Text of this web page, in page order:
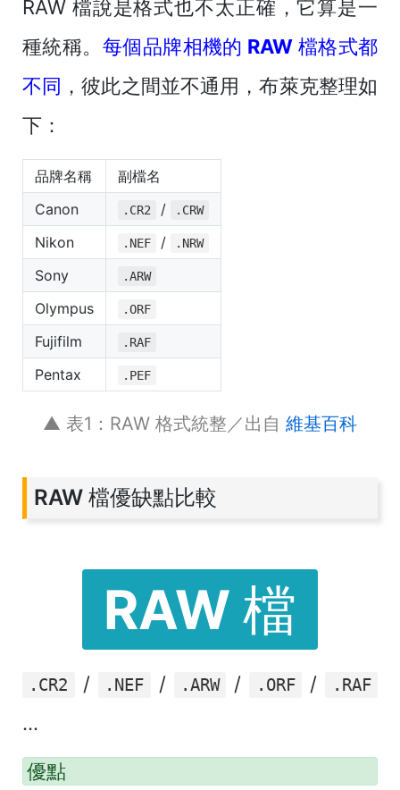
RAW 檔說是格式也不太正確，它算是一
種統稱。 每個品牌相機的 RAW 檔格式都
不同 ，彼此之間並不通用，布萊克整理如
下：
品牌名稱
副檔名
Canon
.CR2 / .CRW
Nikon .NEF / .NRW
Sony .ARW
Olympus .ORF
Fujifilm .RAF
Pentax .PEF
▲ 表1：RAW 格式統整／出自 維基百科
RAW 檔優缺點比較
RAW 檔
.CR2 / .NEF / .ARW / .ORF / .RAF
...
優點